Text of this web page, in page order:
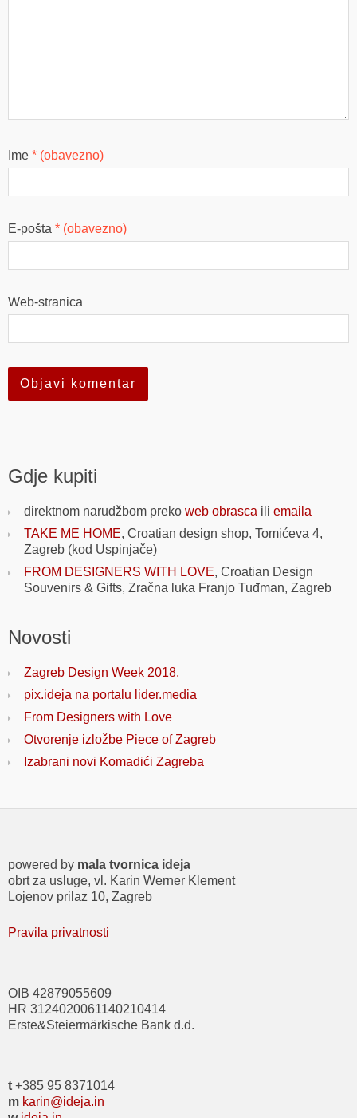
Ime * (obavezno)
E-pošta * (obavezno)
Web-stranica
Gdje kupiti
direktnom narudžbom preko web obrasca ili emaila
TAKE ME HOME, Croatian design shop, Tomićeva 4,
Zagreb (kod Uspinjače)
FROM DESIGNERS WITH LOVE, Croatian Design
Souvenirs & Gifts, Zračna luka Franjo Tuđman, Zagreb
Novosti
Zagreb Design Week 2018.
pix.ideja na portalu lider.media
From Designers with Love
Otvorenje izložbe Piece of Zagreb
Izabrani novi Komadići Zagreba
powered by mala tvornica ideja
obrt za usluge, vl. Karin Werner Klement
Lojenov prilaz 10, Zagreb
Pravila privatnosti
OIB 42879055609
HR 3124020061140210414
Erste&Steiermärkische Bank d.d.
t +385 95 8371014
m karin@ideja.in